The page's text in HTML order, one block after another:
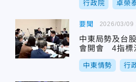
行政院 卓榮
要聞
中東局勢及台
會開會 4指標
否
中東情勢 行
2026/03/09